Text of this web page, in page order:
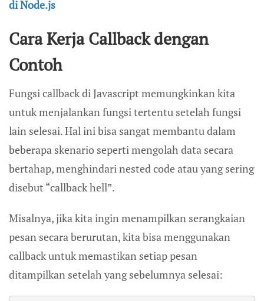
di Node.js
Cara Kerja Callback dengan
Contoh
Fungsi callback di Javascript memungkinkan kita
untuk menjalankan fungsi tertentu setelah fungsi
lain selesai. Hal ini bisa sangat membantu dalam
beberapa skenario seperti mengolah data secara
bertahap, menghindari nested code atau yang sering
disebut “callback hell”.
Misalnya, jika kita ingin menampilkan serangkaian
pesan secara berurutan, kita bisa menggunakan
callback untuk memastikan setiap pesan
ditampilkan setelah yang sebelumnya selesai: